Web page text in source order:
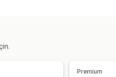
Premium